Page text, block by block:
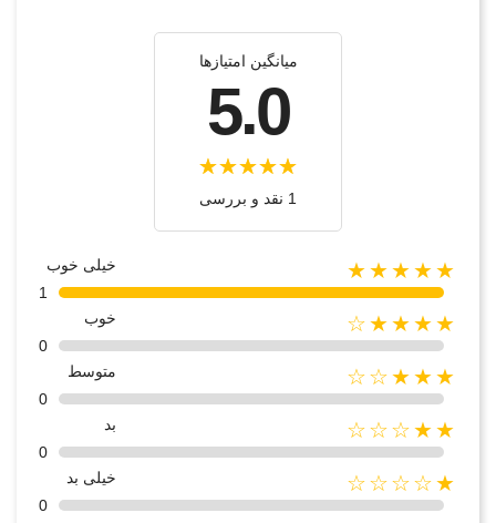
میانگین امتیازها
5.0
1 نقد و بررسی
★★★★★
خیلی خوب
1
★★★★☆
خوب
0
★★★☆☆
متوسط
0
★★☆☆☆
بد
0
★☆☆☆☆
خیلی بد
0